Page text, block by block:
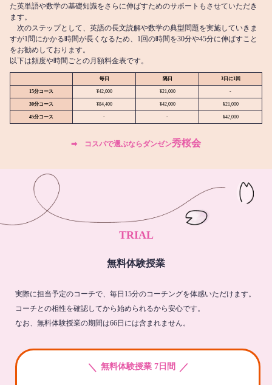
た英単語や数学の基礎知識をさらに伸ばすためのサポートもさせていただき
ます。
次のステップとして、英語の長文読解や数学の典型問題を実施していきま
すが1問にかかる時間が長くなるため、1回の時間を30分や45分に伸ばすこと
をお勧めしております。
以下は頻度や時間ごとの月額料金表です。
毎日 隔日 3日に1回
15分コース ¥42,000 ¥21,000 -
30分コース ¥84,400 ¥42,000 ¥21,000
45分コース - - ¥42,000
➡︎ コスパで選ぶならダンゼン秀桜会
TRIAL
無料体験授業
実際に担当予定のコーチで、毎日15分のコーチングを体感いただけます。
コーチとの相性を確認してから始められるから安心です。
なお、無料体験授業の期間は66日には含まれません。
＼ 無料体験授業 7日間 ／